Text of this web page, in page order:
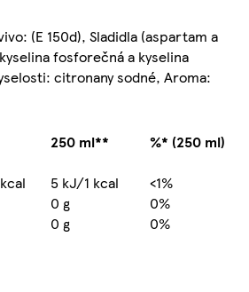
(E 150d), Sladidla (aspartam a
fosforečná a kyselina
citronany sodné, Aroma:
250 ml**
%* (250 ml)
5 kJ/1 kcal
<1%
0 g
0%
0 g 0%